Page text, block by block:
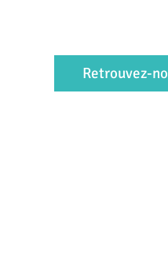
Retrouvez-